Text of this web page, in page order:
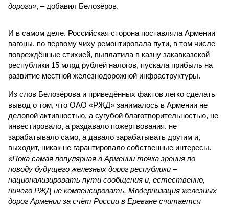
дороги», – добавил Белозёров.
И в самом деле. Российская сторона поставляла Армении
вагоны, по первому чиху ремонтировала пути, в том числе
повреждённые стихией, выплатила в казну закавказской
республики 15 млрд рублей налогов, пускала прибыль на
развитие местной железнодорожной инфраструктуры.
Из слов Белозёрова и приведённых фактов легко сделать
вывод о том, что ОАО «РЖД» занималось в Армении не
деловой активностью, а сугубой благотворительностью, не
инвестировало, а раздавало пожертвования, не
зарабатывало само, а давало зарабатывать другим и,
выходит, никак не гарантировало собственные интересы.
«Пока самая популярная в Армении точка зрения по
поводу будущего железных дорог рес­публики –
национализировать пути сообщения и, естественно,
ничего РЖД не компенсировать. Модернизация железных
дорог Армении за счёт России в Ереване считается